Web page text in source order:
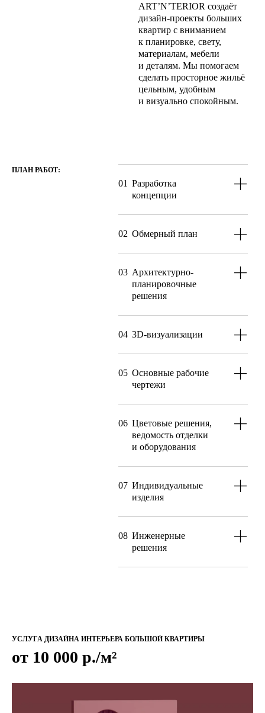
ART’N’TERIOR создаёт
дизайн-проекты больших
квартир с вниманием
к планировке, свету,
материалам, мебели
и деталям. Мы помогаем
сделать просторное жильё
цельным, удобным
и визуально спокойным.
ПЛАН РАБОТ:
01 Разработка
концепции
02 Обмерный план
03 Архитектурно-
планировочные
решения
04 3D-визуализации
05 Основные рабочие
чертежи
06 Цветовые решения,
ведомость отделки
и оборудования
07 Индивидуальные
изделия
08 Инженерные
решения
УСЛУГА ДИЗАЙНА ИНТЕРЬЕРА БОЛЬШОЙ КВАРТИРЫ
от 10 000 р./м²